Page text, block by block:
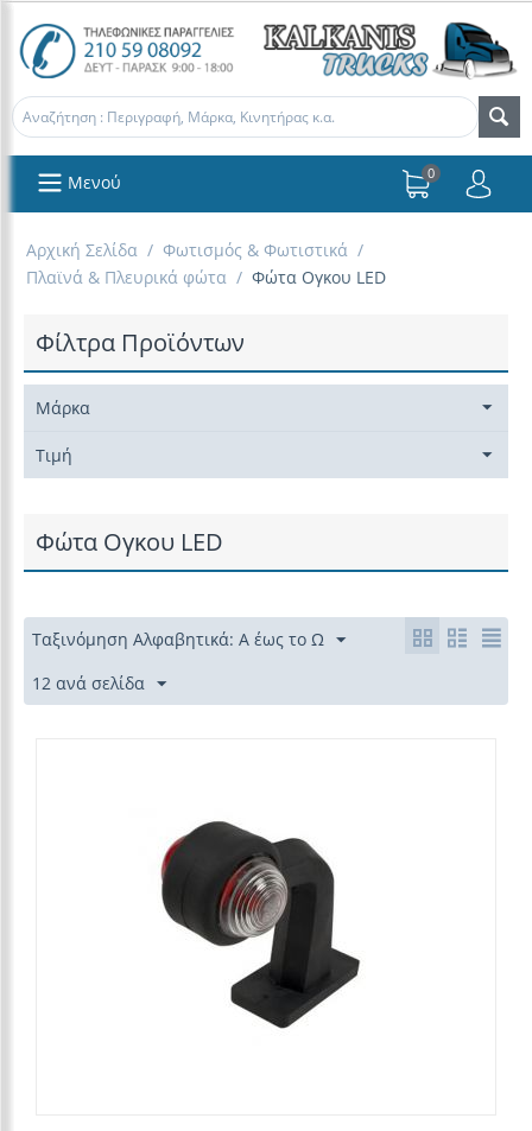
Μενού 0
Αρχική Σελίδα / Φωτισμός & Φωτιστικά /
Πλαϊνά & Πλευρικά φώτα / Φώτα Ογκου LED
Φίλτρα Προϊόντων
Μάρκα
Τιμή
Φώτα Ογκου LED
Ταξινόμηση Αλφαβητικά: Α έως το Ω
12 ανά σελίδα